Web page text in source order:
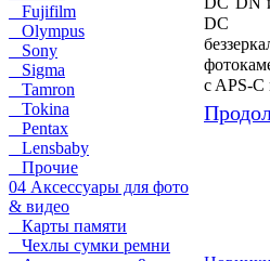
Fujifilm
Olympus
Sony
Sigma
Tamron
Tokina
Pentax
Lensbaby
Прочие
04 Аксессуары для фото
& видео
Карты памяти
Чехлы сумки ремни
DC
c APS-C